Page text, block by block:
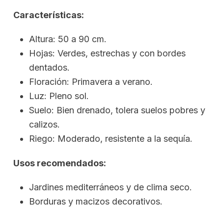
Características:
Altura: 50 a 90 cm.
Hojas: Verdes, estrechas y con bordes
dentados.
Floración: Primavera a verano.
Luz: Pleno sol.
Suelo: Bien drenado, tolera suelos pobres y
calizos.
Riego: Moderado, resistente a la sequía.
Usos recomendados:
Jardines mediterráneos y de clima seco.
Borduras y macizos decorativos.